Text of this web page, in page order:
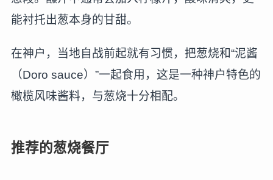
能衬托出葱本身的甘甜。
在神户，当地自战前起就有习惯，把葱烧和“泥酱
（Doro sauce）”一起食用，这是一种神户特色的
橄榄风味酱料，与葱烧十分相配。
推荐的葱烧餐厅